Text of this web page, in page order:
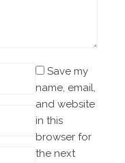
Save my
name, email,
and website
in this
browser for
the next